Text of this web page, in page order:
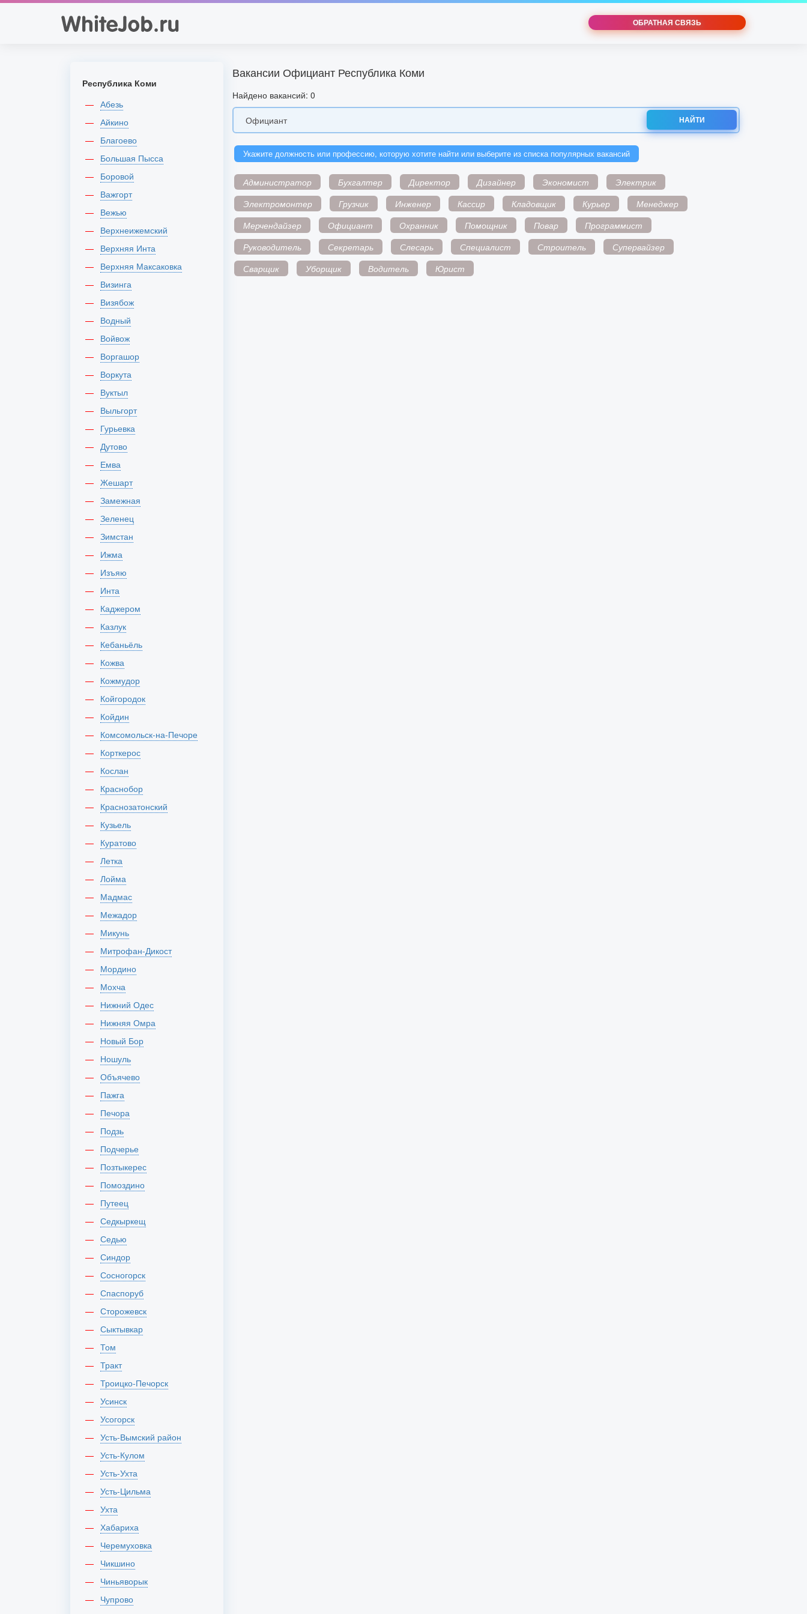
ОБРАТНАЯ СВЯЗЬ
Вакансии Официант Республика Коми
Найдено вакансий: 0
НАЙТИ
Укажите должность или профессию, которую хотите найти или выберите из списка популярных вакансий
Администратор Бухгалтер Директор Дизайнер Экономист
Электрик
Электромонтер
Грузчик Инженер Кассир Кладовщик Курьер
Менеджер
Мерчендайзер
Официант Охранник Помощник Повар
Программист
Руководитель
Секретарь Слесарь Специалист Строитель
Супервайзер
Сварщик
Уборщик Водитель Юрист
Республика Коми
Абезь
Айкино
Благоево
Большая Пысса
Боровой
Важгорт
Вежью
Верхнеижемский
Верхняя Инта
Верхняя Максаковка
Визинга
Визябож
Водный
Войвож
Воргашор
Воркута
Вуктыл
Выльгорт
Гурьевка
Дутово
Емва
Жешарт
Замежная
Зеленец
Зимстан
Ижма
Изъяю
Инта
Каджером
Казлук
Кебаньёль
Кожва
Кожмудор
Койгородок
Койдин
Комсомольск-на-Печоре
Корткерос
Кослан
Краснобор
Краснозатонский
Кузьель
Куратово
Летка
Лойма
Мадмас
Межадор
Микунь
Митрофан-Дикост
Мордино
Мохча
Нижний Одес
Нижняя Омра
Новый Бор
Ношуль
Объячево
Пажга
Печора
Подзь
Подчерье
Позтыкерес
Помоздино
Путеец
Седкыркещ
Седью
Синдор
Сосногорск
Спаспоруб
Сторожевск
Сыктывкар
Том
Тракт
Троицко-Печорск
Усинск
Усогорск
Усть-Вымский район
Усть-Кулом
Усть-Ухта
Усть-Цильма
Ухта
Хабариха
Черемуховка
Чикшино
Чиньяворык
Чупрово